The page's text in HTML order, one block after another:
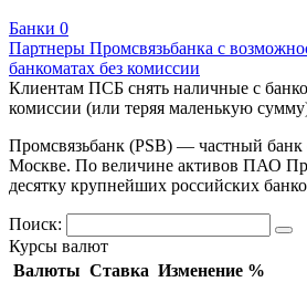
Банки 0
Партнеры Промсвязьбанка с
банкоматах без комиссии
Клиентам ПСБ снять наличные с
комиссии (или теряя маленькую
Промсвязьбанк (PSB) — частный
Москве. По величине активов ПАО
десятку крупнейших российских
Поиск:
Курсы валют
Валюты Ставка Изменение %